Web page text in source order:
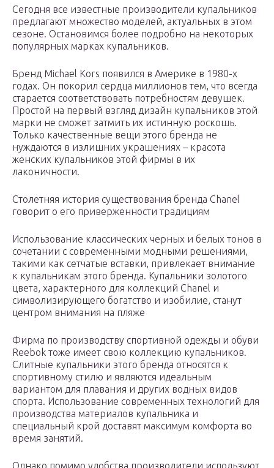
Сегодня все известные производители купальников
предлагают множество моделей, актуальных в этом
сезоне. Остановимся более подробно на некоторых
популярных марках купальников.
Бренд Michael Kors появился в Америке в 1980-х
годах. Он покорил сердца миллионов тем, что всегда
старается соответствовать потребностям девушек.
Простой на первый взгляд дизайн купальников этой
марки не сможет затмить их истинную роскошь.
Только качественные вещи этого бренда не
нуждаются в излишних украшениях – красота
женских купальников этой фирмы в их
лаконичности.
Столетняя история существования бренда Chanel
говорит о его приверженности традициям
Использование классических черных и белых тонов в
сочетании с современными модными решениями,
такими как сетчатые вставки, привлекает внимание
к купальникам этого бренда. Купальники золотого
цвета, характерного для коллекций Chanel и
символизирующего богатство и изобилие, станут
центром внимания на пляже
Фирма по производству спортивной одежды и обуви
Reebok тоже имеет свою коллекцию купальников.
Слитные купальники этого бренда относятся к
спортивному стилю и являются идеальным
вариантом для плавания и других водных видов
спорта. Использование современных технологий для
производства материалов купальника и
специальный крой доставят максимум комфорта во
время занятий.
Однако помимо удобства производители используют